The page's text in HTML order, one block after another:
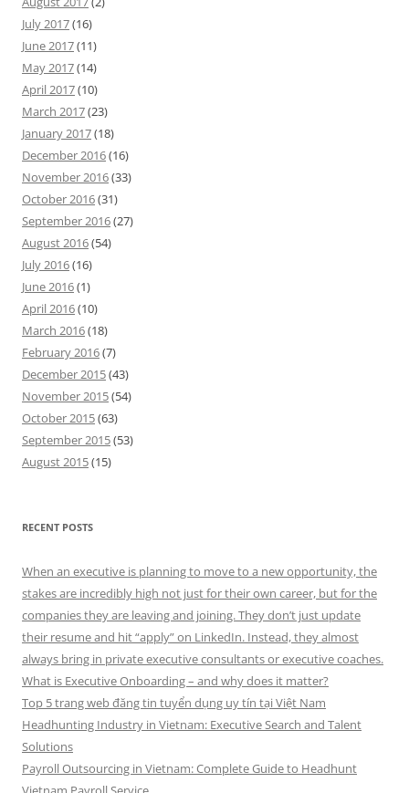
July 2017(16)
June 2017(11)
May 2017(14)
April 2017(10)
March 2017(23)
January 2017(18)
December 2016(16)
November 2016(33)
October 2016(31)
September 2016(27)
August 2016(54)
July 2016(16)
June 2016(1)
April 2016(10)
March 2016(18)
February 2016(7)
December 2015(43)
November 2015(54)
October 2015(63)
September 2015(53)
August 2015(15)
RECENT POSTS
When an executive is planning to move to a new opportunity, the
stakes are incredibly high not just for their own career, but for the
companies they are leaving and joining. They don’t just update
their resume and hit “apply” on LinkedIn. Instead, they almost
always bring in private executive consultants or executive coaches.
What is Executive Onboarding – and why does it matter?
Top 5 trang web đăng tin tuyển dụng uy tín tại Việt Nam
Headhunting Industry in Vietnam: Executive Search and Talent
Solutions
Payroll Outsourcing in Vietnam: Complete Guide to Headhunt